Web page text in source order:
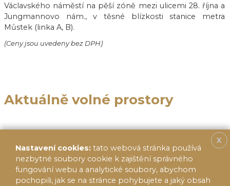
Václavského náměstí na pěší zóně mezi ulicemi 28. října a
Jungmannovo nám., v těsné blízkosti stanice metra
Můstek (linka A, B).
(Ceny jsou uvedeny bez DPH)
Aktuálně volné prostory
X
Nastavení cookies: tato webová stránka používá
nezbytné soubory cookie k zajištění správného
fungování webu a analytické soubory, abychom
pochopili, jak se na stránce pohybujete a jaký obsah